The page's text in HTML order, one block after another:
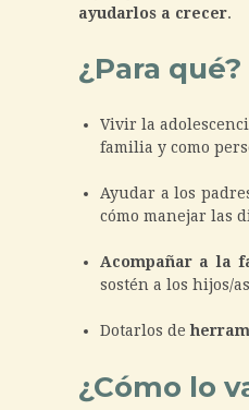
ayudarlos a crecer.
¿Para qué?
Vivir la
familia y como
Ayudar a los
cómo manejar las
Acompañar a la
sostén a los hijos/
Dotarlos de
¿Cómo lo